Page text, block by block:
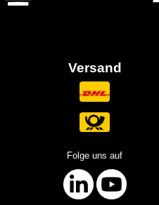
Versand
Folge uns auf